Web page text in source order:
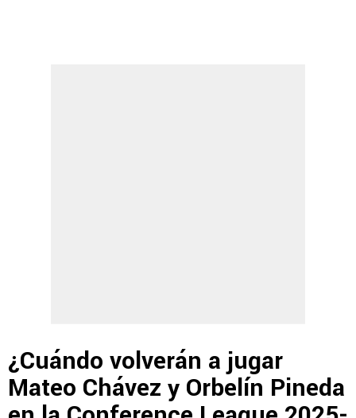
¿Cuándo volverán a jugar
Mateo Chávez y Orbelín Pineda